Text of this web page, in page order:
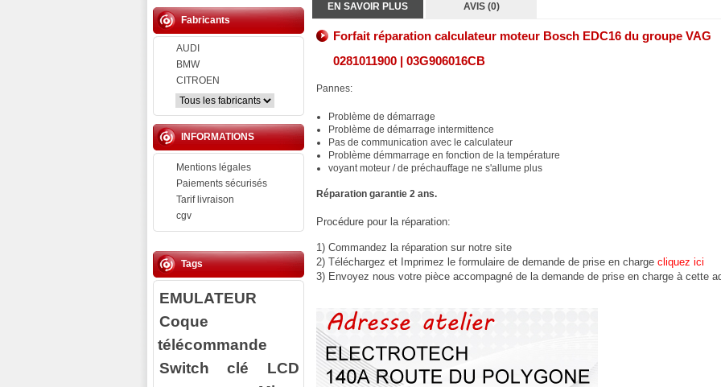
Fabricants
AUDI
BMW
CITROEN
INFORMATIONS
Mentions légales
Paiements sécurisés
Tarif livraison
cgv
Tags
EMULATEUR
Coque
télécommande
Switch clé
LCD
EN SAVOIR PLUS AVIS (0)
Forfait réparation calculateur moteur Bosch EDC16 du groupe VAG
0281011900 | 03G906016CB
Pannes:
Problème de démarrage
Problème de démarrage intermittence
Pas de communication avec le calculateur
Problème démmarrage en fonction de la température
voyant moteur / de préchauffage ne s'allume plus
Réparation garantie 2 ans.
Procédure pour la réparation:
1) Commandez la réparation sur notre site
2) Téléchargez et Imprimez le formulaire de demande de prise en charge cliquez ici
3) Envoyez nous votre pièce accompagné de la demande de prise en charge à cette